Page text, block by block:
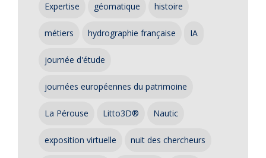
Expertise géomatique histoire
métiers hydrographie française IA
journée d'étude
journées européennes du patrimoine
La Pérouse Litto3D® Nautic
exposition virtuelle nuit des chercheurs